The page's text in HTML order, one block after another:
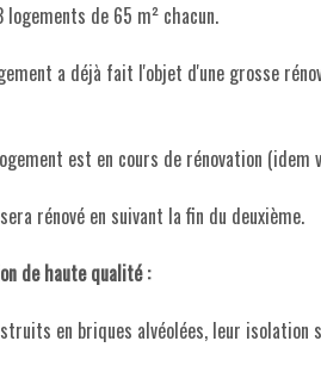
logements de 65 m² chacun.
a déjà fait l'objet d'une grosse
est en cours de rénovation (idem
rénové en suivant la fin du deuxième.
de haute qualité :
en briques alvéolées, leur isolation